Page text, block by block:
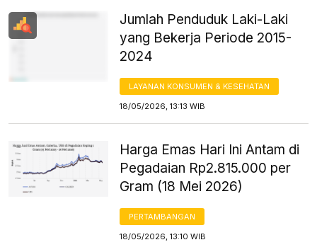
Jumlah Penduduk Laki-Laki
yang Bekerja Periode 2015-
2024
LAYANAN KONSUMEN & KESEHATAN
18/05/2026, 13:13 WIB
Harga Emas Hari Ini Antam di
Pegadaian Rp2.815.000 per
Gram (18 Mei 2026)
PERTAMBANGAN
18/05/2026, 13:10 WIB